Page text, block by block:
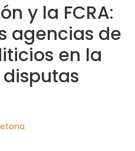
y la FCRA:
agencias de
en la